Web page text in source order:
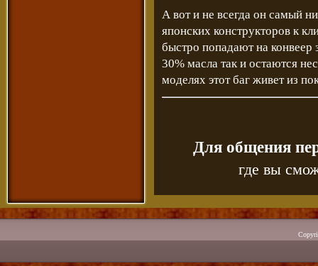
А вот и не всегда он самый
японских конструкторов к
быстро попадают на конвеер
30% масла так и остаются
моделях этот баг живет из
Для общения
где вы